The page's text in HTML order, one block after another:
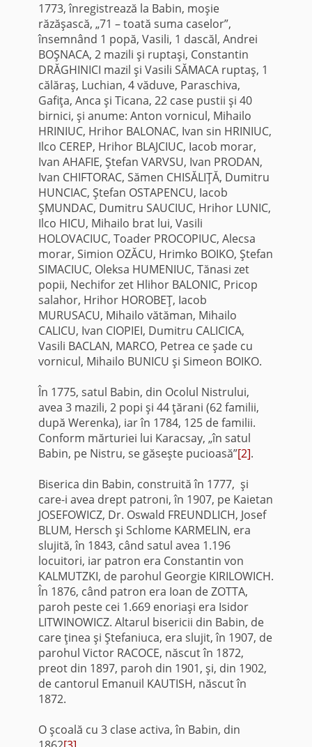
1773, înregistrează la Babin, moşie
răzăşască, „71 – toată suma caselor”,
însemnând 1 popă, Vasili, 1 dascăl, Andrei
BOŞNACA, 2 mazili şi ruptaşi, Constantin
DRĂGHINICI mazil şi Vasili SĂMACA ruptaş, 1
călăraş, Luchian, 4 văduve, Paraschiva,
Gafiţa, Anca şi Ticana, 22 case pustii şi 40
birnici, şi anume: Anton vornicul, Mihailo
HRINIUC, Hrihor BALONAC, Ivan sin HRINIUC,
Ilco CEREP, Hrihor BLAJCIUC, Iacob morar,
Ivan AHAFIE, Ştefan VARVSU, Ivan PRODAN,
Ivan CHIFTORAC, Sămen CHISĂLIŢĂ, Dumitru
HUNCIAC, Ştefan OSTAPENCU, Iacob
ŞMUNDAC, Dumitru SAUCIUC, Hrihor LUNIC,
Ilco HICU, Mihailo brat lui, Vasili
HOLOVACIUC, Toader PROCOPIUC, Alecsa
morar, Simion OZĂCU, Hrimko BOIKO, Ştefan
SIMACIUC, Oleksa HUMENIUC, Tănasi zet
popii, Nechifor zet Hlihor BALONIC, Pricop
salahor, Hrihor HOROBEŢ, Iacob
MURUSACU, Mihailo vătăman, Mihailo
CALICU, Ivan CIOPIEI, Dumitru CALICICA,
Vasili BACLAN, MARCO, Petrea ce şade cu
vornicul, Mihailo BUNICU şi Simeon BOIKO.
În 1775, satul Babin, din Ocolul Nistrului,
avea 3 mazili, 2 popi şi 44 ţărani (62 familii,
după Werenka), iar în 1784, 125 de familii.
Conform mărturiei lui Karacsay, „în satul
Babin, pe Nistru, se găseşte pucioasă”[2].
Biserica din Babin, construită în 1777, şi
care-i avea drept patroni, în 1907, pe Kaietan
JOSEFOWICZ, Dr. Oswald FREUNDLICH, Josef
BLUM, Hersch şi Schlome KARMELIN, era
slujită, în 1843, când satul avea 1.196
locuitori, iar patron era Constantin von
KALMUTZKI, de parohul Georgie KIRILOWICH.
În 1876, când patron era Ioan de ZOTTA,
paroh peste cei 1.669 enoriaşi era Isidor
LITWINOWICZ. Altarul bisericii din Babin, de
care ţinea şi Ştefaniuca, era slujit, în 1907, de
parohul Victor RACOCE, născut în 1872,
preot din 1897, paroh din 1901, şi, din 1902,
de cantorul Emanuil KAUTISH, născut în
1872.
O şcoală cu 3 clase activa, în Babin, din